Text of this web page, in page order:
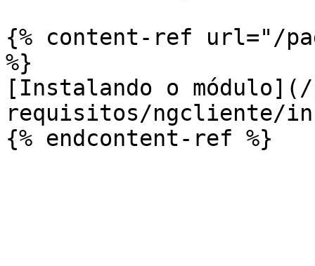
{% content-ref url="/
%}
[Instalando o
requisitos/ngcliente/